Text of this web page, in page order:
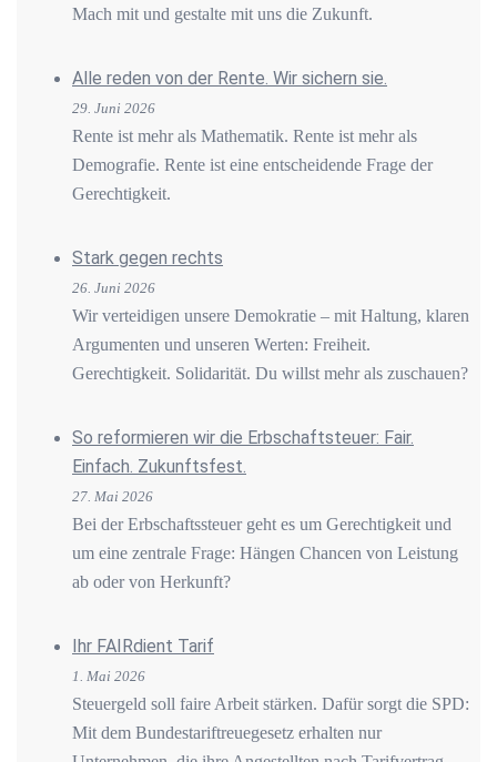
Mach mit und gestalte mit uns die Zukunft.
Alle reden von der Rente. Wir sichern sie.
29. Juni 2026
Rente ist mehr als Mathematik. Rente ist mehr als
Demografie. Rente ist eine entscheidende Frage der
Gerechtigkeit.
Stark gegen rechts
26. Juni 2026
Wir verteidigen unsere Demokratie – mit Haltung, klaren
Argumenten und unseren Werten: Freiheit.
Gerechtigkeit. Solidarität. Du willst mehr als zuschauen?
So reformieren wir die Erbschaftsteuer: Fair.
Einfach. Zukunftsfest.
27. Mai 2026
Bei der Erbschaftssteuer geht es um Gerechtigkeit und
um eine zentrale Frage: Hängen Chancen von Leistung
ab oder von Herkunft?
Ihr FAIRdient Tarif
1. Mai 2026
Steuergeld soll faire Arbeit stärken. Dafür sorgt die SPD:
Mit dem Bundestariftreuegesetz erhalten nur